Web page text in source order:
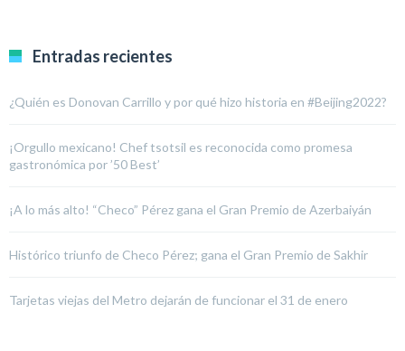
Entradas recientes
¿Quién es Donovan Carrillo y por qué hizo historia en #Beijing2022?
¡Orgullo mexicano! Chef tsotsil es reconocida como promesa
gastronómica por ’50 Best’
¡A lo más alto! “Checo” Pérez gana el Gran Premio de Azerbaiyán
Histórico triunfo de Checo Pérez; gana el Gran Premio de Sakhir
Tarjetas viejas del Metro dejarán de funcionar el 31 de enero